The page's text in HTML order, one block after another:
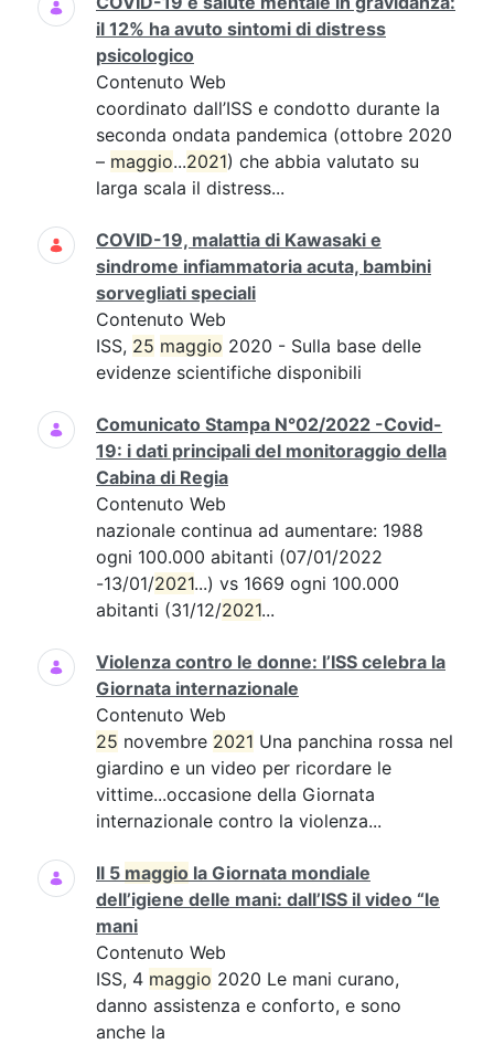
il 12% ha avuto sintomi di distress
psicologico
Contenuto Web
coordinato dall’ISS e condotto durante la
seconda ondata pandemica (ottobre 2020
– maggio...2021) che abbia valutato su
larga scala il distress...
COVID-19, malattia di Kawasaki e
sindrome infiammatoria acuta, bambini
sorvegliati speciali
Contenuto Web
ISS, 25 maggio 2020 - Sulla base delle
evidenze scientifiche disponibili
Comunicato Stampa N°02/2022 -Covid-
19: i dati principali del monitoraggio della
Cabina di Regia
Contenuto Web
nazionale continua ad aumentare: 1988
ogni 100.000 abitanti (07/01/2022
-13/01/2021...) vs 1669 ogni 100.000
abitanti (31/12/2021...
Violenza contro le donne: l’ISS celebra la
Giornata internazionale
Contenuto Web
25 novembre 2021 Una panchina rossa nel
giardino e un video per ricordare le
vittime...occasione della Giornata
internazionale contro la violenza...
Il 5 maggio la Giornata mondiale
dell’igiene delle mani: dall’ISS il video “le
mani
Contenuto Web
ISS, 4 maggio 2020 Le mani curano,
danno assistenza e conforto, e sono
anche la